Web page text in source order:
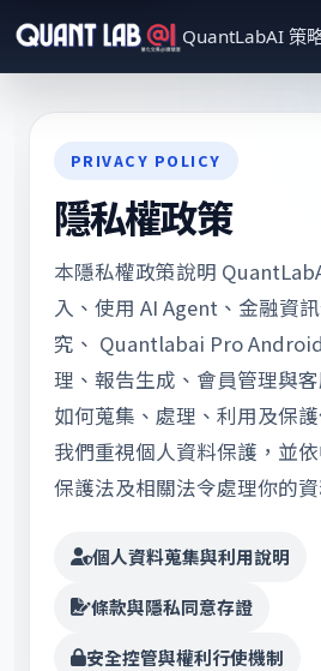
QuantLabAI 策
PRIVACY POLICY
隱私權政策
本隱私權政策說明
入、使用 AI Agent、金融資
究、 Quantlabai Pro
理、報告生成、會員管理與
如何蒐集、處理、利用及保
我們重視個人資料保護，並
保護法及相關法令處理你的資
個人資料蒐集與利用說明
條款與隱私同意存證
安全控管與權利行使機制